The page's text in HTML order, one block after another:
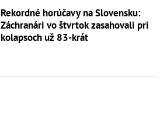
Rekordné horúčavy na Slovensku:
Záchranári vo štvrtok zasahovali pri
kolapsoch už 83-krát